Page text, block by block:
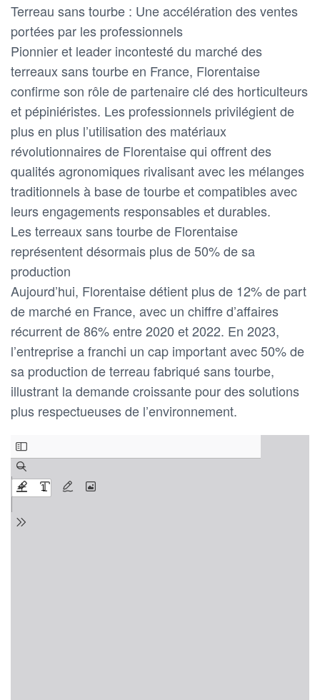
Terreau sans tourbe : Une accélération des ventes
portées par les professionnels
Pionnier et leader incontesté du marché des
terreaux sans tourbe en France, Florentaise
confirme son rôle de partenaire clé des horticulteurs
et pépiniéristes. Les professionnels privilégient de
plus en plus l’utilisation des matériaux
révolutionnaires de Florentaise qui offrent des
qualités agronomiques rivalisant avec les mélanges
traditionnels à base de tourbe et compatibles avec
leurs engagements responsables et durables.
Les terreaux sans tourbe de Florentaise
représentent désormais plus de 50% de sa
production
Aujourd’hui, Florentaise détient plus de 12% de part
de marché en France, avec un chiffre d’affaires
récurrent de 86% entre 2020 et 2022. En 2023,
l’entreprise a franchi un cap important avec 50% de
sa production de terreau fabriqué sans tourbe,
illustrant la demande croissante pour des solutions
plus respectueuses de l’environnement.